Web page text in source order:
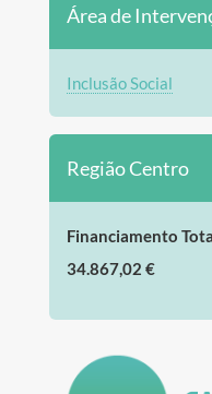
Área de
Inclusão Social
Região Centro
Financiamento
34.867,02 €